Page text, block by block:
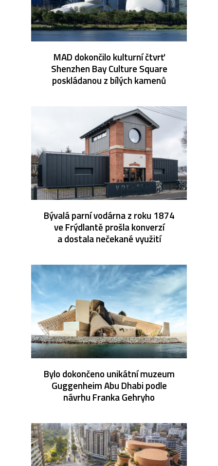
MAD dokončilo kulturní čtvrť
Shenzhen Bay Culture Square
poskládanou z bílých kamenů
Bývalá parní vodárna z roku 1874
ve Frýdlantě prošla konverzí
a dostala nečekané využití
Bylo dokončeno unikátní muzeum
Guggenheim Abu Dhabi podle
návrhu Franka Gehryho